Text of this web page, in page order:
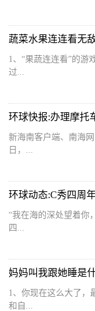
蔬菜水果连连看无
1、“果蔬连连看”的游
过...
新海南客户端、南海
日，...
环球动态:C秀四周
“我在海的深处望着
四...
妈妈叫我跟她睡是
1、你现在这么大了，
和自...